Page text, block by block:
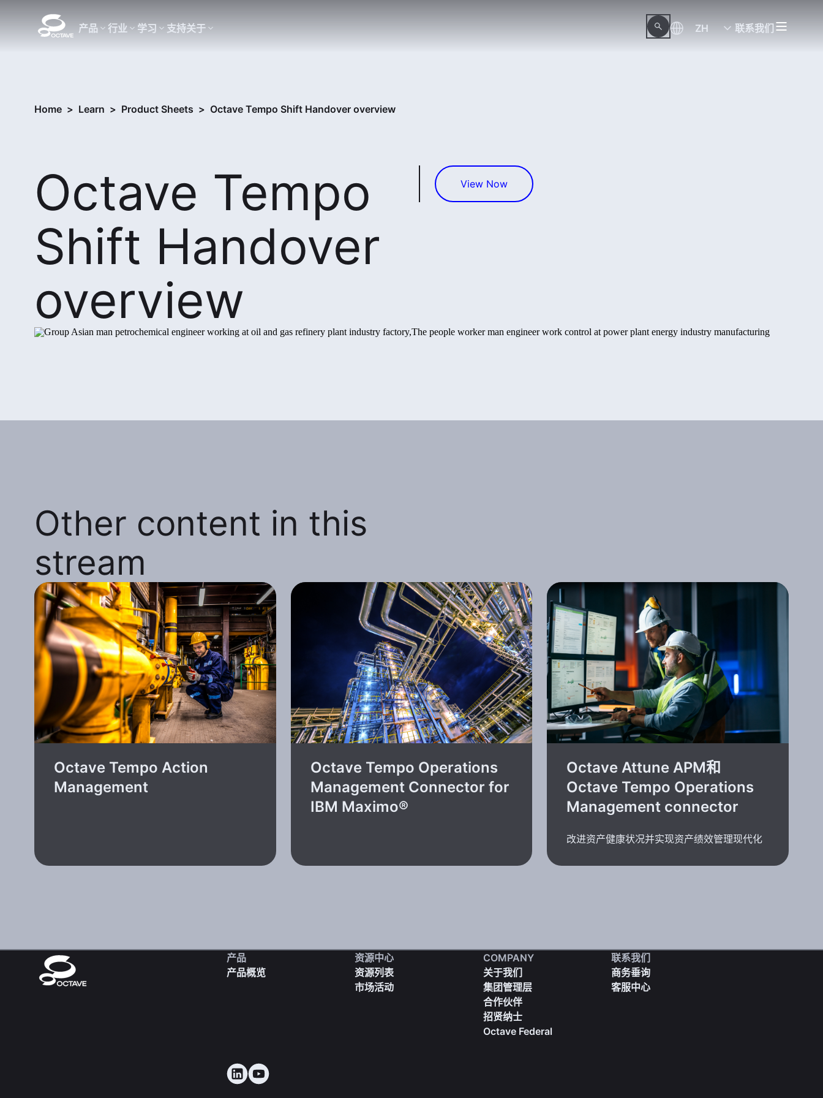
产品 行业 学习 支持关于 ZH 联系我们
Home > Learn > Product Sheets > Octave Tempo Shift Handover overview
Octave Tempo
Shift Handover
overview
View Now
Other content in this
stream
Octave Tempo Action
Management
Octave Tempo Operations
Management Connector for
IBM Maximo®
Octave Attune APM和
Octave Tempo Operations
Management connector
改进资产健康状况并实现资产绩效管理现代化
产品
产品概览
资源中心
资源列表
市场活动
COMPANY
关于我们
集团管理层
合作伙伴
招贤纳士
Octave Federal
联系我们
商务垂询
客服中心